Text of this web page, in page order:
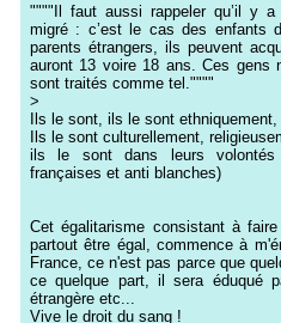
""""Il faut aussi rappeler qu’il y a
migré : c’est le cas des enfants
parents étrangers, ils peuvent
auront 13 voire 18 ans. Ces gens
sont traités comme tel.""""
>
Ils le sont, ils le sont
Ils le sont culturellement,
ils le sont dans leurs volontés
françaises et anti blanches)
Cet égalitarisme consistant à
partout être égal, commence à
France, ce n'est pas parce que
ce quelque part, il sera éduqué
étrangère etc...
Vive le droit du sang !